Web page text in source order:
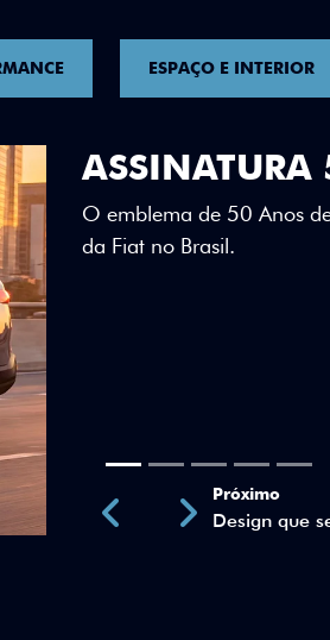
ESPAÇO E INTERIOR
DESIGN QUE
Teto bicolor, adesivos
uma identidade visual
Próximo
Teto
PreviousNext